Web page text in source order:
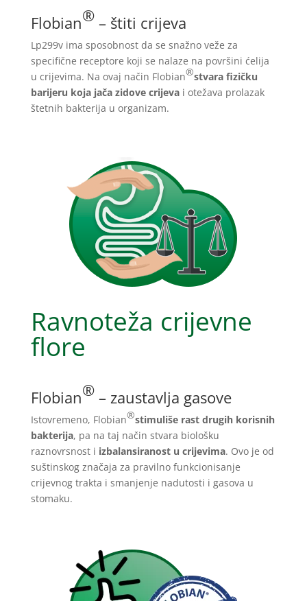
Flobian®– štiti crijeva
Lp299v ima sposobnost da se snažno veže za
specifične receptore koji se nalaze na površini ćelija
u crijevima. Na ovaj način Flobian®stvara fizičku
barijeru koja jača zidove crijevai otežava prolazak
štetnih bakterija u organizam.
Ravnoteža crijevne
flore
Flobian®– zaustavlja gasove
Istovremeno, Flobian®stimuliše rast drugih korisnih
bakterija, pa na taj način stvara biološku
raznovrsnost i izbalansiranost u crijevima. Ovo je od
suštinskog značaja za pravilno funkcionisanje
crijevnog trakta i smanjenje nadutosti i gasova u
stomaku.